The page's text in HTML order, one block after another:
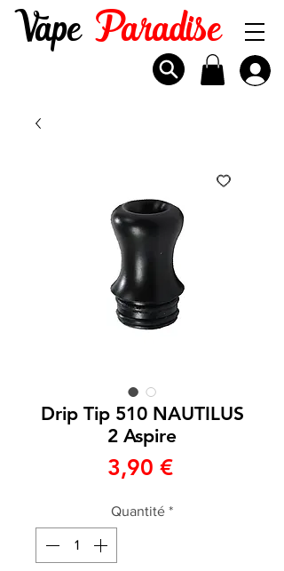
VapeParadise
Drip Tip 510 NAUTILUS
2 Aspire
3,90 €Prix
Quantité *